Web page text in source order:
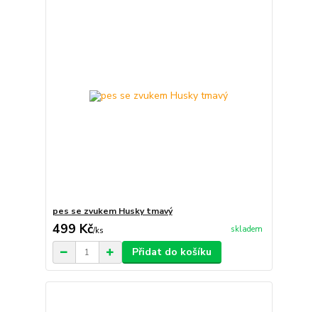
pes se zvukem Husky tmavý
499 Kč/ks skladem
Přidat do košíku